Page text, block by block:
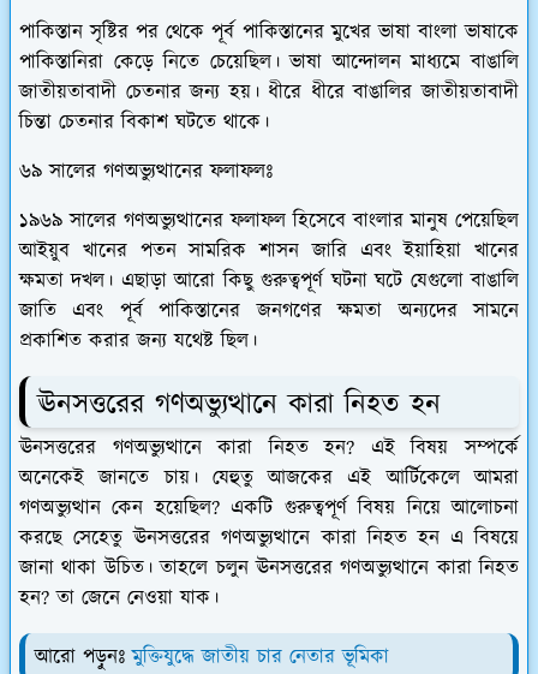
পাকিস্তান সৃষ্টির পর থেকে পূর্ব পাকিস্তানের মুখের ভাষা বাংলা ভাষাকে
পাকিস্তানিরা কেড়ে নিতে চেয়েছিল। ভাষা আন্দোলন মাধ্যমে বাঙালি
জাতীয়তাবাদী চেতনার জন্য হয়। ধীরে ধীরে বাঙালির জাতীয়তাবাদী
চিন্তা চেতনার বিকাশ ঘটতে থাকে।
৬৯ সালের গণঅভ্যুত্থানের ফলাফলঃ
১৯৬৯ সালের গণঅভ্যুত্থানের ফলাফল হিসেবে বাংলার মানুষ পেয়েছিল
আইয়ুব খানের পতন সামরিক শাসন জারি এবং ইয়াহিয়া খানের
ক্ষমতা দখল। এছাড়া আরো কিছু গুরুত্বপূর্ণ ঘটনা ঘটে যেগুলো বাঙালি
জাতি এবং পূর্ব পাকিস্তানের জনগণের ক্ষমতা অন্যদের সামনে
প্রকাশিত করার জন্য যথেষ্ট ছিল।
ঊনসত্তরের গণঅভ্যুত্থানে কারা নিহত হন
ঊনসত্তরের গণঅভ্যুত্থানে কারা নিহত হন? এই বিষয় সম্পর্কে
অনেকেই জানতে চায়। যেহুতু আজকের এই আর্টিকেলে আমরা
গণঅভ্যুত্থান কেন হয়েছিল? একটি গুরুত্বপূর্ণ বিষয় নিয়ে আলোচনা
করছে সেহেতু ঊনসত্তরের গণঅভ্যুত্থানে কারা নিহত হন এ বিষয়ে
জানা থাকা উচিত। তাহলে চলুন ঊনসত্তরের গণঅভ্যুত্থানে কারা নিহত
হন? তা জেনে নেওয়া যাক।
আরো পড়ুনঃমুক্তিযুদ্ধে জাতীয় চার নেতার ভূমিকা